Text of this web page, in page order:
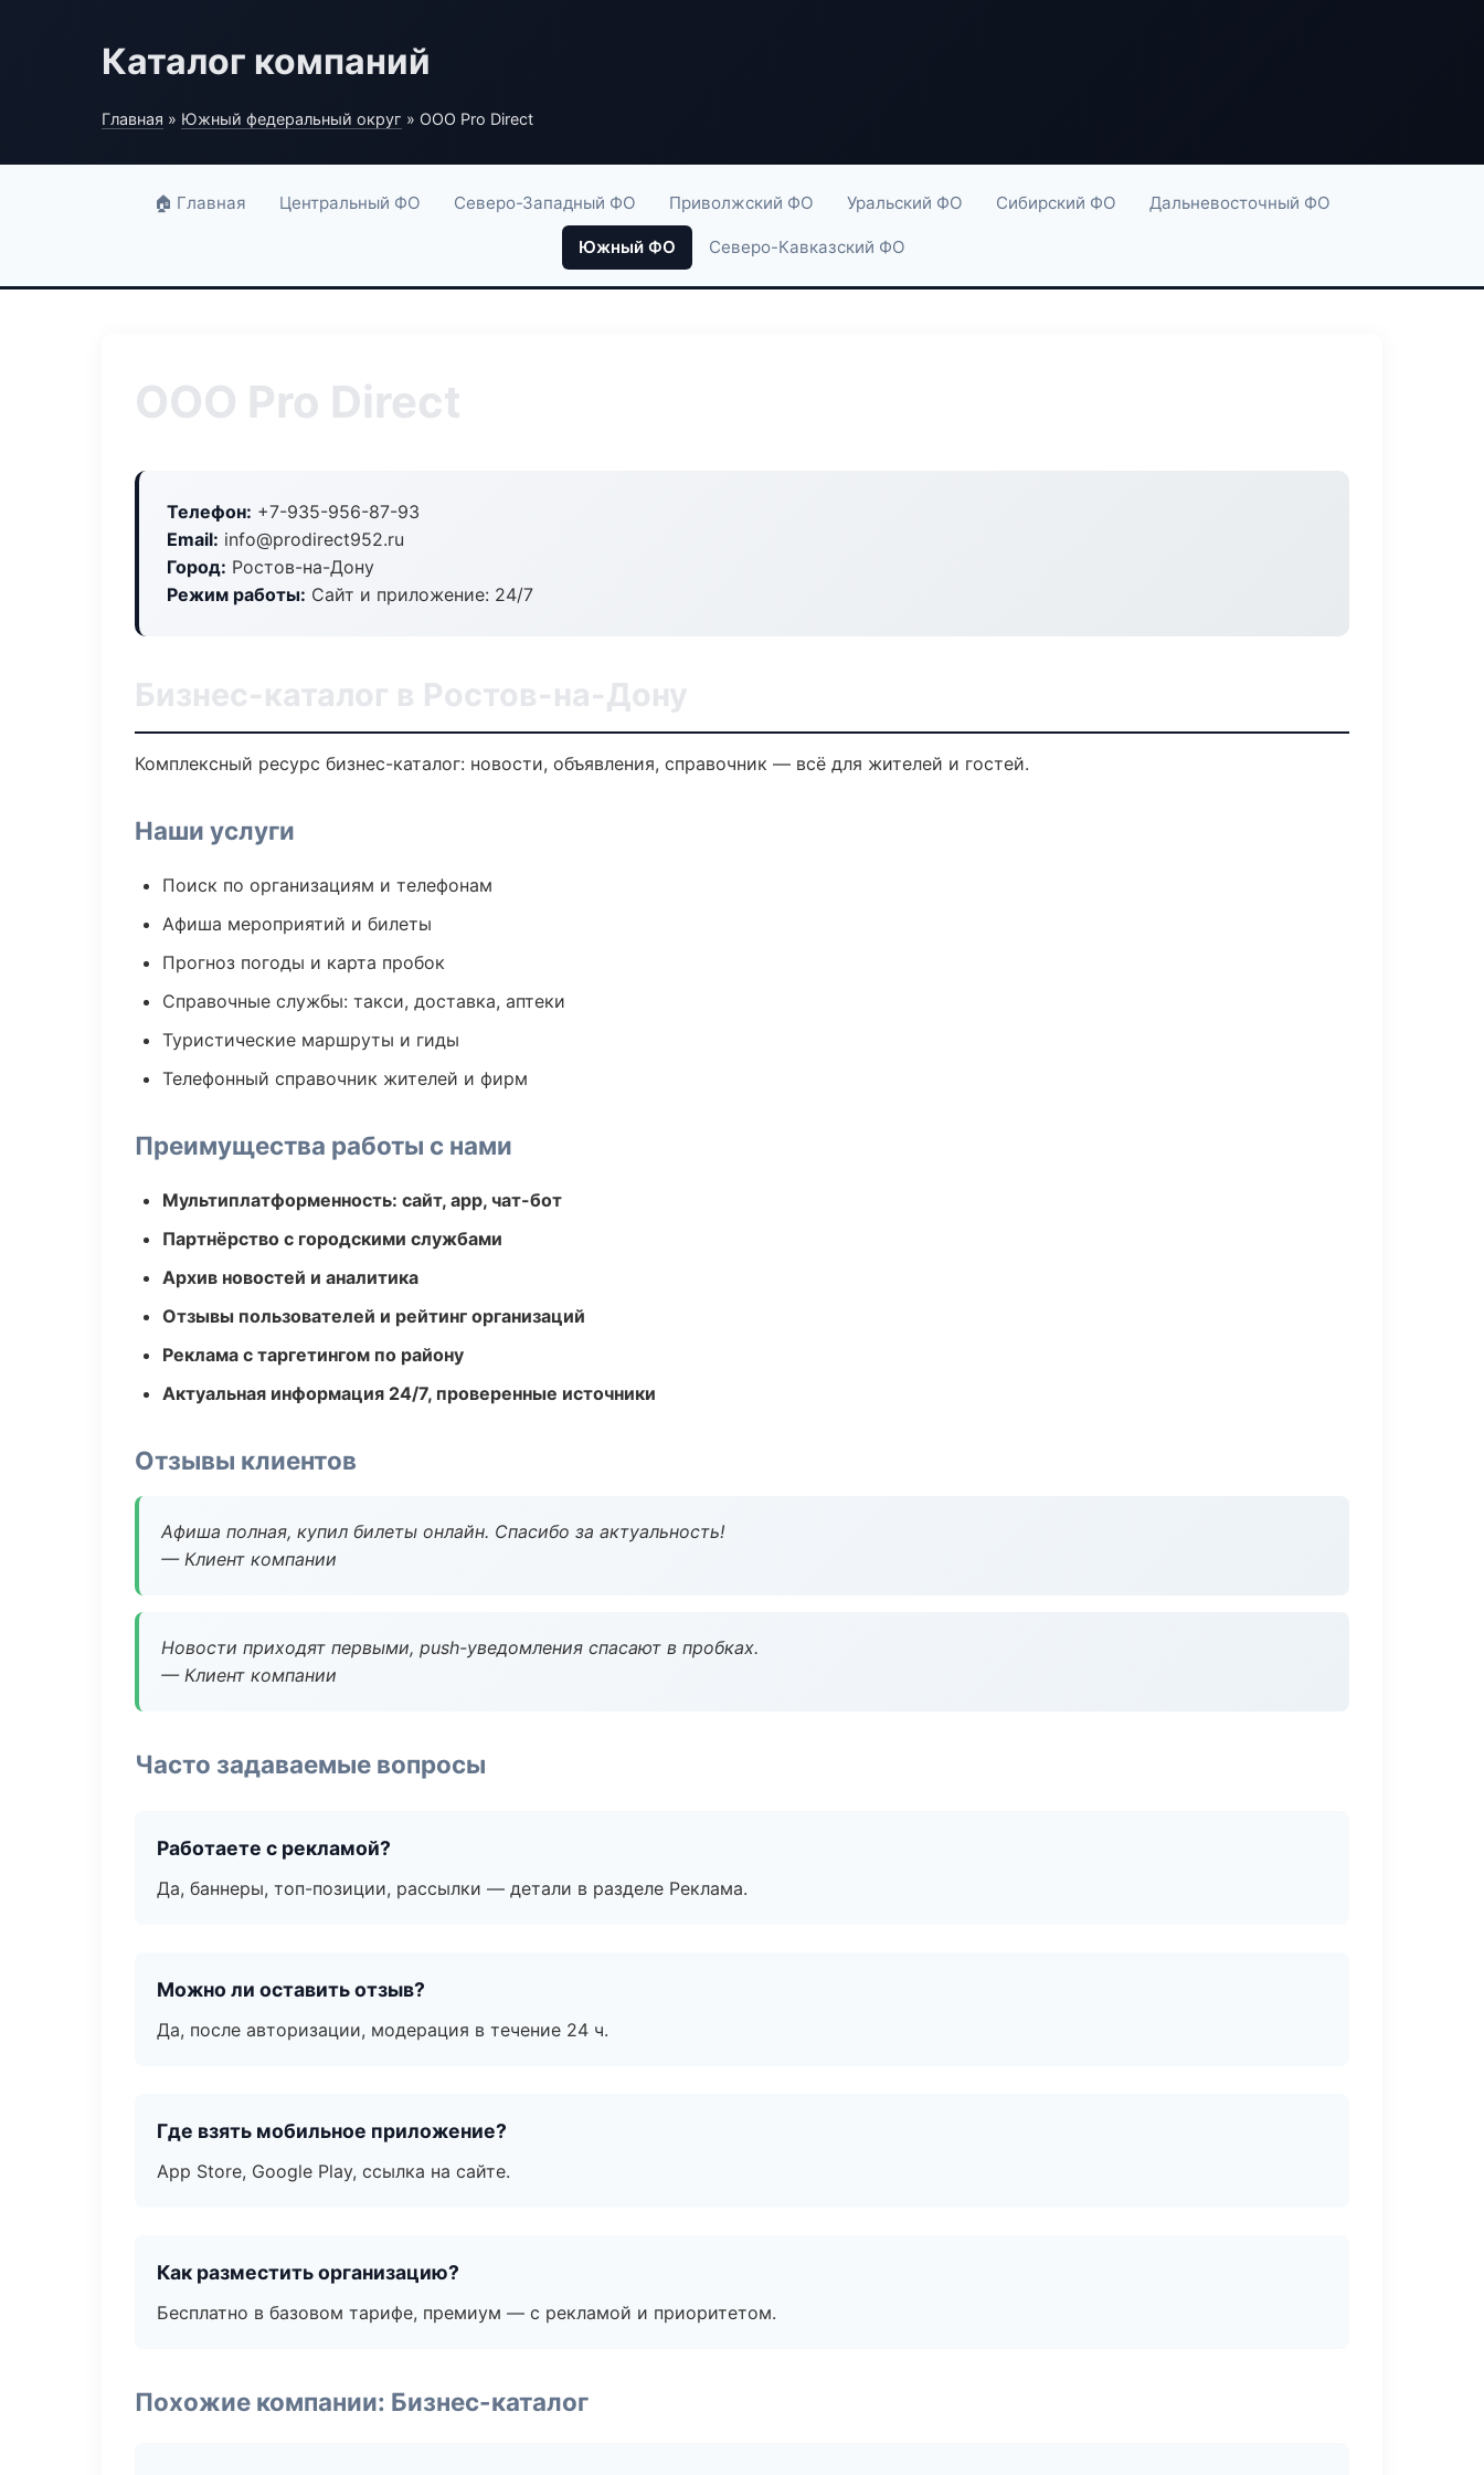
Каталог компаний
Главная » Южный федеральный округ » ООО Pro Direct
🏠 Главная Центральный ФО Северо-Западный ФО Приволжский ФО Уральский ФО Сибирский ФО Дальневосточный ФО
Южный ФО Северо-Кавказский ФО
ООО Pro Direct
Телефон: +7-935-956-87-93
Email: info@prodirect952.ru
Город: Ростов-на-Дону
Режим работы: Сайт и приложение: 24/7
Бизнес-каталог в Ростов-на-Дону
Комплексный ресурс бизнес-каталог: новости, объявления, справочник — всё для жителей и гостей.
Наши услуги
Поиск по организациям и телефонам
Афиша мероприятий и билеты
Прогноз погоды и карта пробок
Справочные службы: такси, доставка, аптеки
Туристические маршруты и гиды
Телефонный справочник жителей и фирм
Преимущества работы с нами
Мультиплатформенность: сайт, app, чат-бот
Партнёрство с городскими службами
Архив новостей и аналитика
Отзывы пользователей и рейтинг организаций
Реклама с таргетингом по району
Актуальная информация 24/7, проверенные источники
Отзывы клиентов
Афиша полная, купил билеты онлайн. Спасибо за актуальность!
— Клиент компании
Новости приходят первыми, push-уведомления спасают в пробках.
— Клиент компании
Часто задаваемые вопросы
Работаете с рекламой?
Да, баннеры, топ-позиции, рассылки — детали в разделе Реклама.
Можно ли оставить отзыв?
Да, после авторизации, модерация в течение 24 ч.
Где взять мобильное приложение?
App Store, Google Play, ссылка на сайте.
Как разместить организацию?
Бесплатно в базовом тарифе, премиум — с рекламой и приоритетом.
Похожие компании: Бизнес-каталог